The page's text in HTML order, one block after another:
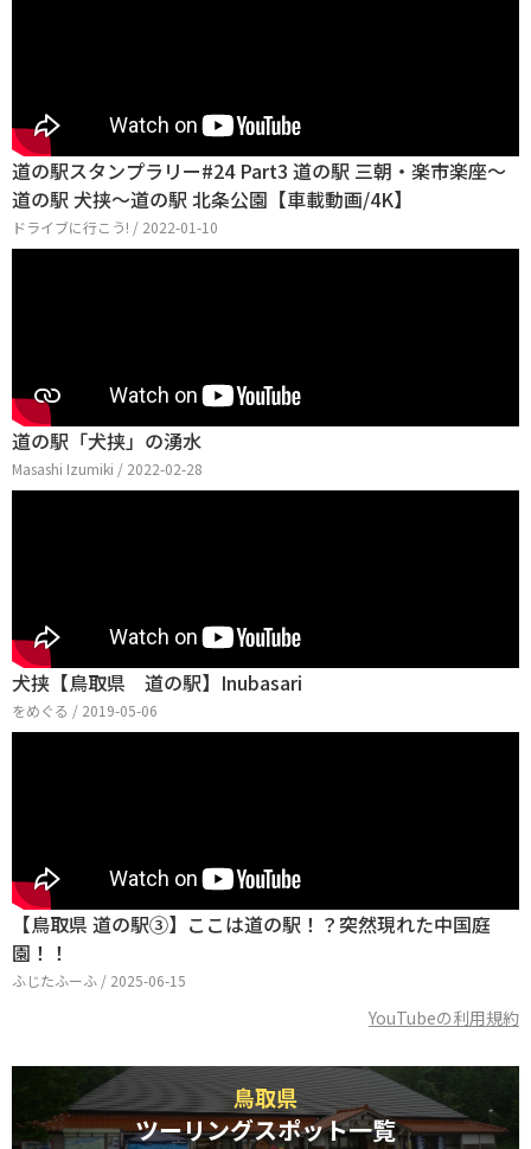
道の駅スタンプラリー#24 Part3 道の駅 三朝・楽市楽座～
道の駅 犬挟～道の駅 北条公園【車載動画/4K】
ドライブに行こう! / 2022-01-10
道の駅「犬挟」の湧水
Masashi Izumiki / 2022-02-28
犬挟【鳥取県 道の駅】Inubasari
をめぐる / 2019-05-06
【鳥取県 道の駅③】ここは道の駅！？突然現れた中国庭
園！！
ふじたふーふ / 2025-06-15
YouTubeの利用規約
鳥取県
ツーリングスポット一覧